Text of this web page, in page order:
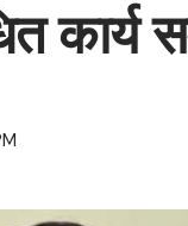
कार्य